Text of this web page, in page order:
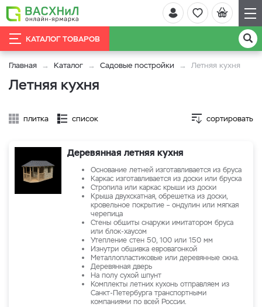
КАТАЛОГ ТОВАРОВ
Главная Каталог Садовые постройки Летняя кухня
Летняя кухня
плитка список сортировать
Деревянная летняя кухня
Основание летней изготавливается из бруса
Каркас изготавливается из доски или бруска
Стропила или каркас крыши из доски
Крыша двухскатная, обрешетка из доски,
кровельное покрытие – ондулин или мягкая
черепица
Стены обшиты снаружи имитатором бруса
или блок-хаусом
Утепление стен 50, 100 или 150 мм
Изнутри обшивка евровагонкой
Металлопластиковые или деревянные окна.
Деревянная дверь
На полу сухой шпунт
Комплекты летних кухонь отправляем из
Санкт-Петербурга транспортными
компаниями по всей России.